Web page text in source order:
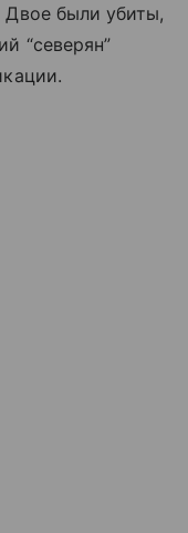
Двое были убиты,
“северян”